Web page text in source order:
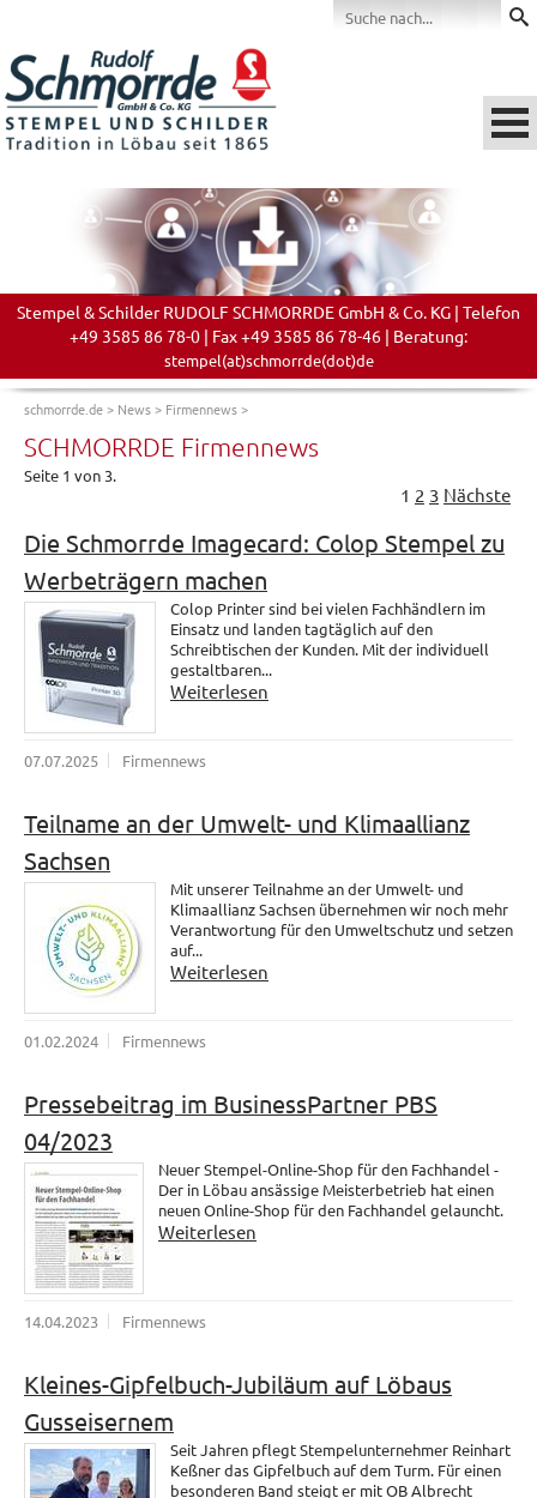
Stempel & Schilder RUDOLF SCHMORRDE GmbH & Co. KG | Telefon
+49 3585 86 78-0 | Fax +49 3585 86 78-46 | Beratung:
stempel(at)schmorrde(dot)de
schmorrde.de> News> Firmennews>
SCHMORRDE Firmennews
Seite 1 von 3.
1 2 3 Nächste
Die Schmorrde Imagecard: Colop Stempel zu
Werbeträgern machen
Colop Printer sind bei vielen Fachhändlern im
Einsatz und landen tagtäglich auf den
Schreibtischen der Kunden. Mit der individuell
gestaltbaren...
Weiterlesen
07.07.2025 Firmennews
Teilname an der Umwelt- und Klimaallianz
Sachsen
Mit unserer Teilnahme an der Umwelt- und
Klimaallianz Sachsen übernehmen wir noch mehr
Verantwortung für den Umweltschutz und setzen
auf...
Weiterlesen
01.02.2024 Firmennews
Pressebeitrag im BusinessPartner PBS
04/2023
Neuer Stempel-Online-Shop für den Fachhandel -
Der in Löbau ansässige Meisterbetrieb hat einen
neuen Online-Shop für den Fachhandel gelauncht.
Weiterlesen
14.04.2023 Firmennews
Kleines-Gipfelbuch-Jubiläum auf Löbaus
Gusseisernem
Seit Jahren pflegt Stempelunternehmer Reinhart
Keßner das Gipfelbuch auf dem Turm. Für einen
besonderen Band steigt er mit OB Albrecht